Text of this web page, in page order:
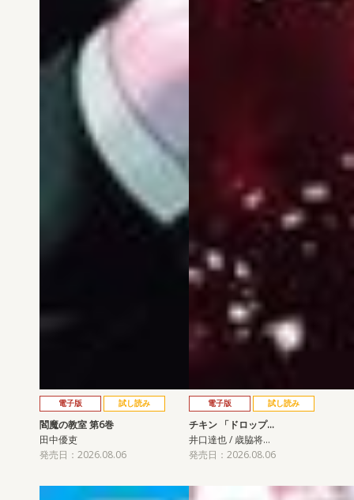
電子版 試し読み
閻魔の教室 第6巻
田中優吏
発売日：2026.08.06
電子版 試し読み
チキン 「ドロップ…
井口達也 / 歳脇将…
発売日：2026.08.06